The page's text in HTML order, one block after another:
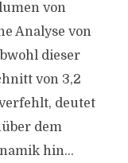
von
Analyse von
dieser
von 3,2
deutet
dem
hin...